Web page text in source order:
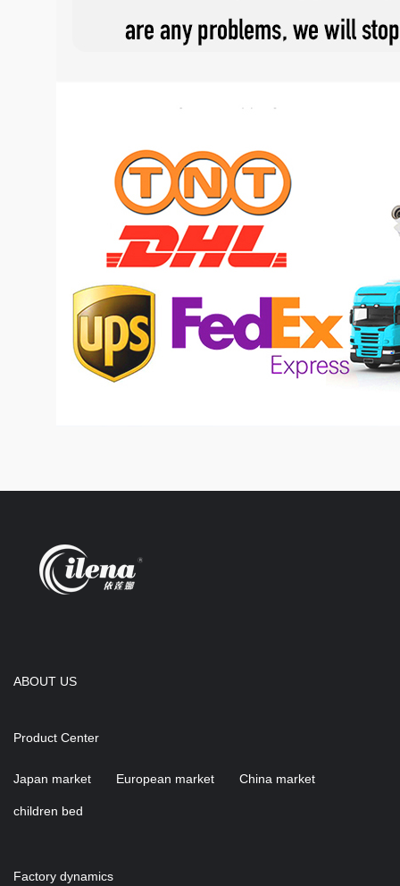
ABOUT US
Product Center
Japan market European market China market
children bed
Factory dynamics